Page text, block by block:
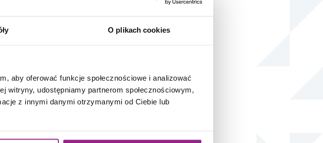
O plikach cookies
aby oferować funkcje społecznościowe i analizować
udostępniamy partnerom społecznościowym,
z innymi danymi otrzymanymi od Ciebie lub
0000793389/
Fundacji K.I.D.S. Razem